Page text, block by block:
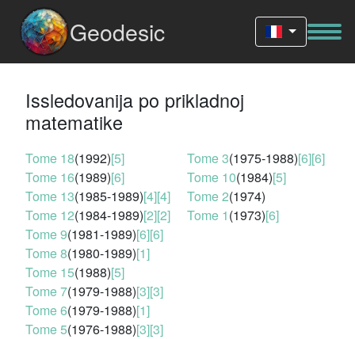
Geodesic
Issledovanija po prikladnoj
matematike
Tome 18(1992)[5]
Tome 16(1989)[6]
Tome 13(1985-1989)[4][4]
Tome 12(1984-1989)[2][2]
Tome 9(1981-1989)[6][6]
Tome 8(1980-1989)[1]
Tome 15(1988)[5]
Tome 7(1979-1988)[3][3]
Tome 6(1979-1988)[1]
Tome 5(1976-1988)[3][3]
Tome 3(1975-1988)[6][6]
Tome 10(1984)[5]
Tome 2(1974)
Tome 1(1973)[6]